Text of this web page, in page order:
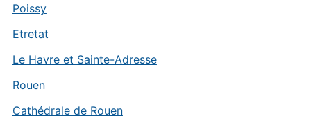
Poissy
Etretat
Le Havre et Sainte-Adresse
Rouen
Cathédrale de Rouen